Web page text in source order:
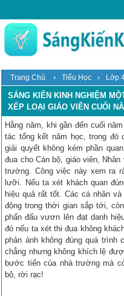
Trang Chủ › Tiểu Học › Lớp
SÁNG KIẾN KINH NGHIỆM
XẾP LOẠI GIÁO VIÊN CUỐI
Hằng năm, khi gần đến cuối
tác tổng kết năm học, trong đó
giải quyết không kém phần
đua cho Cán bộ, giáo viên,
trường. Công việc này xem ra
lưỡi. Nếu ta xét khách quan
hiệu quả rất tốt. Các cá nhân
động trong thời gian sắp tới,
phấn đấu vươn lên đạt danh
đó nếu ta xét thi đua không
phản ánh không đúng quá trình
chẳng nhưng không khích lệ
bước tiến của nhà trường mà
bộ, rời rạc!